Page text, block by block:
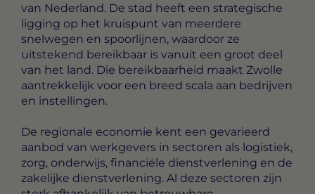
van Nederland. De stad heeft een strategische
ligging op het kruispunt van meerdere
snelwegen en spoorlijnen, waardoor ze
uitstekend bereikbaar is vanuit een groot deel
van het land. Die bereikbaarheid maakt Zwolle
aantrekkelijk voor een breed scala aan bedrijven
en instellingen.
De regionale economie kent een gevarieerd
aanbod van werkgevers in sectoren als logistiek,
zorg, onderwijs, financiële dienstverlening en de
zakelijke dienstverlening. Al deze sectoren zijn